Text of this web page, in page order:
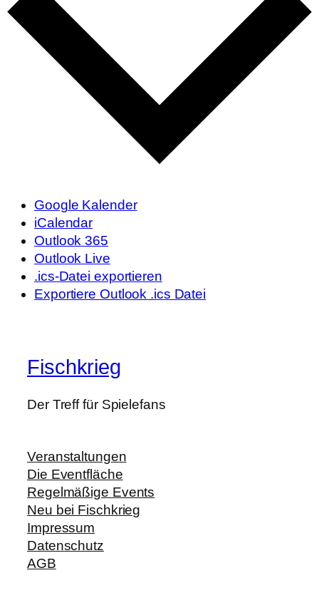
Google Kalender
iCalendar
Outlook 365
Outlook Live
.ics-Datei exportieren
Exportiere Outlook .ics Datei
Fischkrieg
Der Treff für Spielefans
Veranstaltungen
Die Eventfläche
Regelmäßige Events
Neu bei Fischkrieg
Impressum
Datenschutz
AGB